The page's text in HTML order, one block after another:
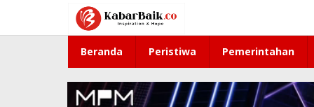
konten
Beranda Peristiwa Pemerintahan